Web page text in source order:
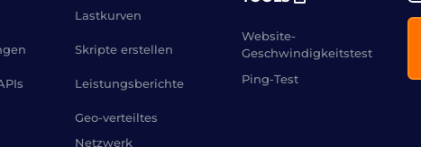
Lastkurven
Skripte erstellen
Leistungsberichte
Geo-verteiltes
Netzwerk
Website-
Geschwindigkeitstest
Ping-Test